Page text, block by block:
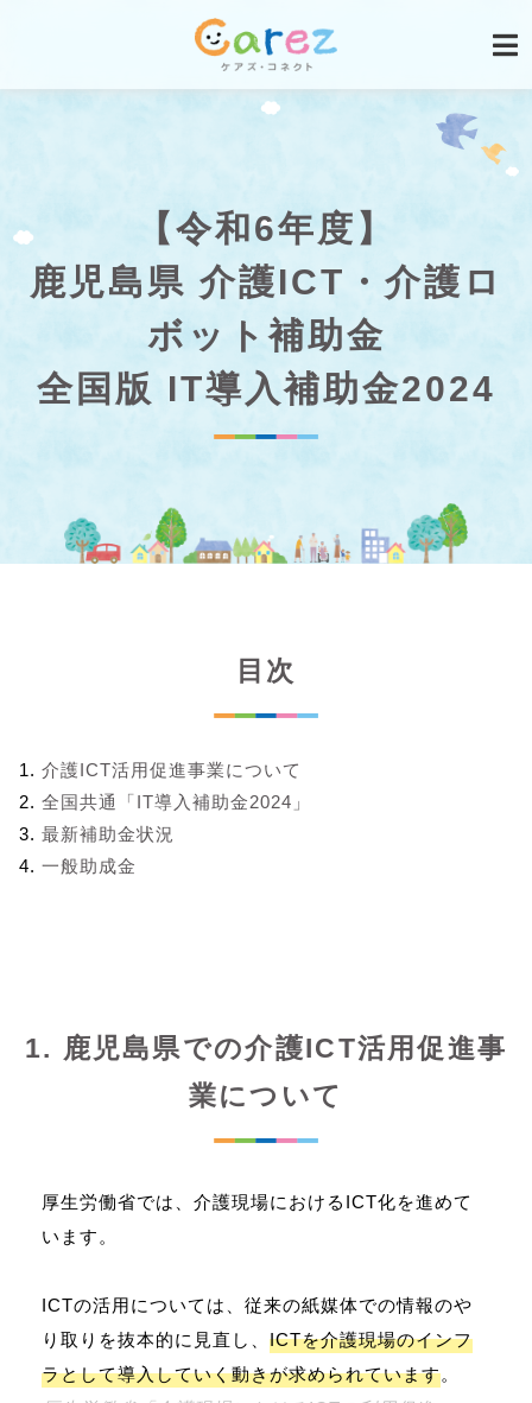
【令和6年度】
鹿児島県 介護ICT・介護ロ
ボット補助金
全国版 IT導入補助金2024
目次
介護ICT活用促進事業について
全国共通「IT導入補助金2024」
最新補助金状況
一般助成金
1. 鹿児島県での介護ICT活用促進事
業について
厚生労働省では、介護現場におけるICT化を進めて
います。
ICTの活用については、従来の紙媒体での情報のや
り取りを抜本的に見直し、 ICTを介護現場のインフ
ラとして導入していく動きが求められています。